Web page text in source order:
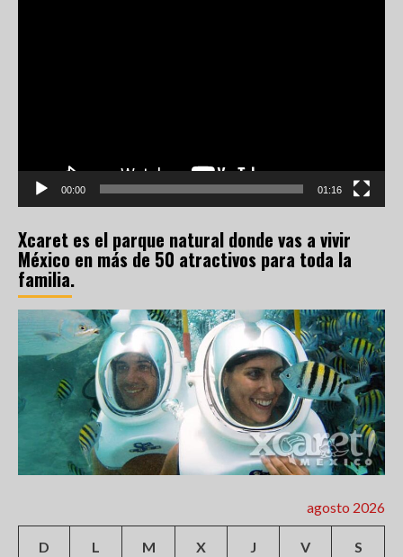
00:00 01:16
Xcaret es el parque natural donde vas a vivir
México en más de 50 atractivos para toda la
familia.
agosto 2026
D L M X J V S